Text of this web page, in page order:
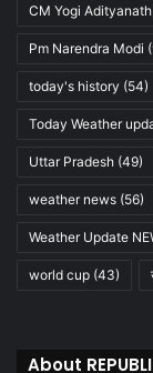
CM Yogi Adityanath
Pm Narendra Modi
today's history (54)
Today Weather
Uttar Pradesh (49)
weather news (56)
Weather Update
world cup (43)
About